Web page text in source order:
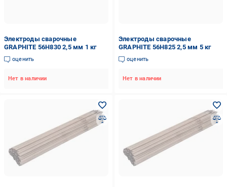
Электроды сварочные
GRAPHITE 56H830 2,5 мм 1 кг
оценить
Нет в наличии
Электроды сварочные
GRAPHITE 56H825 2,5 мм 5 кг
оценить
Нет в наличии